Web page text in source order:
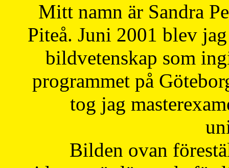
Mitt namn är Sandra
Piteå. Juni 2001 blev
bildvetenskap som
programmet på
tog jag
Bilden ovan